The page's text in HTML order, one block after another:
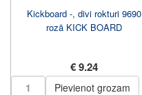
Kickboard -, divi rokturi 9690
rozā KICK BOARD
€ 9.24
Pievienot grozam